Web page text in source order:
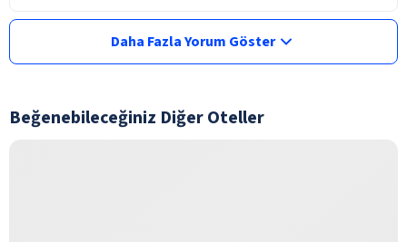
Daha Fazla Yorum Göster
Beğenebileceğiniz Diğer Oteller